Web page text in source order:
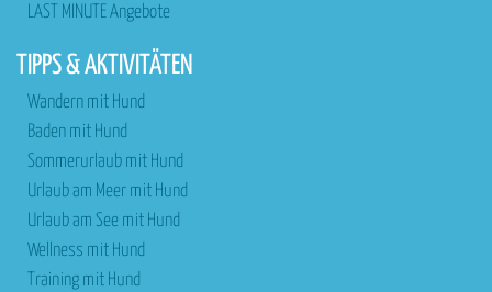
LAST MINUTE Angebote
TIPPS & AKTIVITÄTEN
Wandern mit Hund
Baden mit Hund
Sommerurlaub mit Hund
Urlaub am Meer mit Hund
Urlaub am See mit Hund
Wellness mit Hund
Training mit Hund